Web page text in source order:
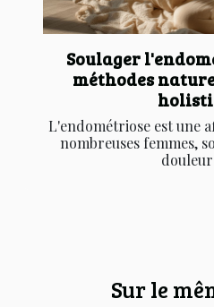
Soulager
méthodes
L'endométriose est une
nombreuses femmes,
Sur le